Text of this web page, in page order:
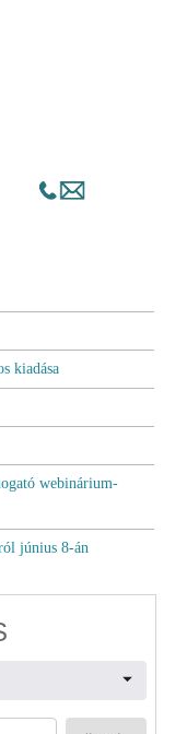
kiadása
webinárium-
június 8-án